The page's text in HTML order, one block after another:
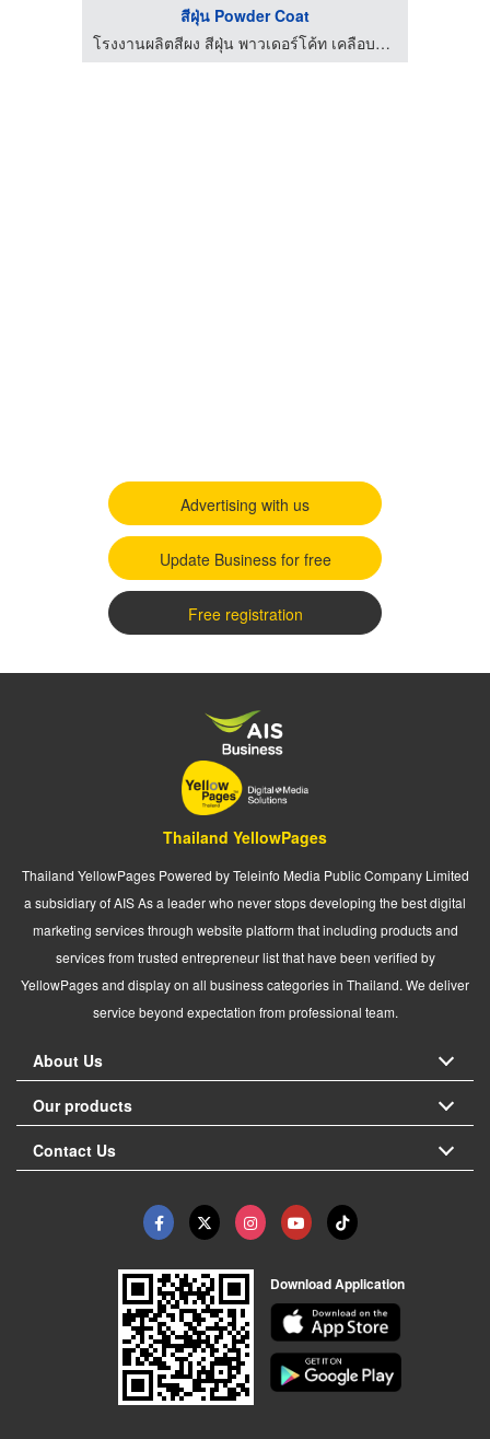
สีฝุ่น Powder Coat
โรงงานผลิตสีผง สีฝุ่น พาวเดอร์โค้ท เคลือบโลหะทุกชนิด
Advertising with us
Update Business for free
Free registration
Thailand YellowPages
Thailand YellowPages Powered by Teleinfo Media Public Company Limited
a subsidiary of AIS As a leader who never stops developing the best digital
marketing services through website platform that including products and
services from trusted entrepreneur list that have been verified by
YellowPages and display on all business categories in Thailand. We deliver
service beyond expectation from professional team.
About Us
Our products
Contact Us
Download Application